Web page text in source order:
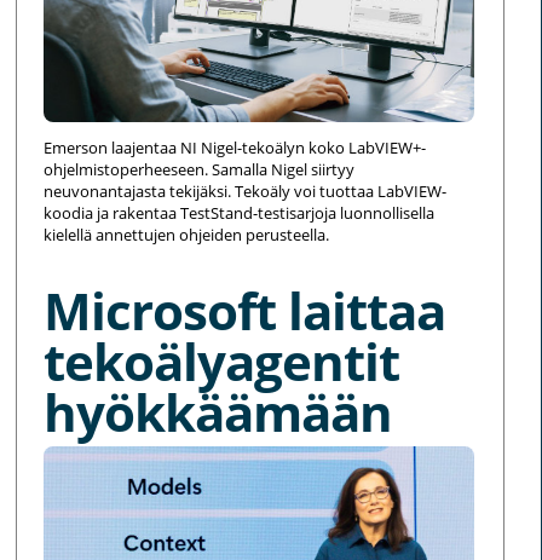
Emerson laajentaa NI Nigel-tekoälyn koko LabVIEW+-
ohjelmistoperheeseen. Samalla Nigel siirtyy
neuvonantajasta tekijäksi. Tekoäly voi tuottaa LabVIEW-
koodia ja rakentaa TestStand-testisarjoja luonnollisella
kielellä annettujen ohjeiden perusteella.
Microsoft laittaa
tekoälyagentit
hyökkäämään